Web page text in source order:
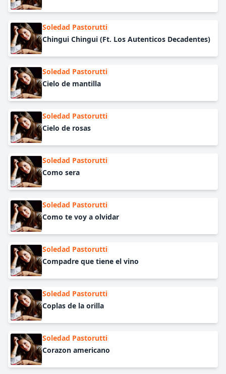
Soledad Pastorutti
Chingui Chingui (Ft. Los Autenticos Decadentes)
Soledad Pastorutti
Cielo de mantilla
Soledad Pastorutti
Cielo de rosas
Soledad Pastorutti
Como sera
Soledad Pastorutti
Como te voy a olvidar
Soledad Pastorutti
Compadre que tiene el vino
Soledad Pastorutti
Coplas de la orilla
Soledad Pastorutti
Corazon americano